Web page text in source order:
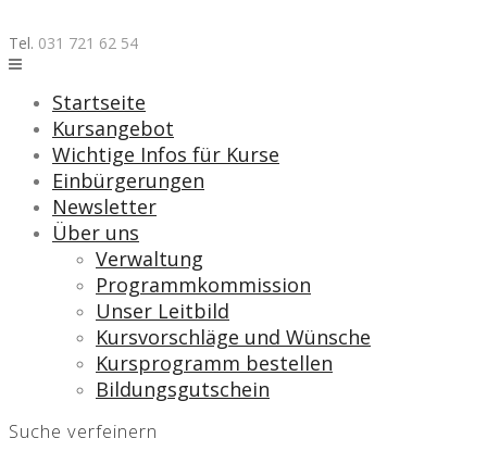
to
content
Tel. 031 721 62 54
Startseite
Kursangebot
Wichtige Infos für Kurse
Einbürgerungen
Newsletter
Über uns
Verwaltung
Programmkommission
Unser Leitbild
Kursvorschläge und Wünsche
Kursprogramm bestellen
Bildungsgutschein
Suche verfeinern